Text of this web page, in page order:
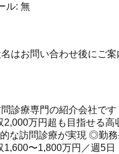
ル: 無
はお問い合わせ後にご案
療専門の紹介会社で
2,000万円超も目指せる
な訪問診療が実現 ◎勤
1,600〜1,800万円／週5